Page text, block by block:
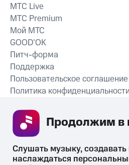
СКАЧАТЬ
MTС Live
MTС Premium
Мой МТС
GOOD’OK
Питч-форма
Поддержка
Пользовательское соглашение
Политика
Слушать музыку,
наслаждаться